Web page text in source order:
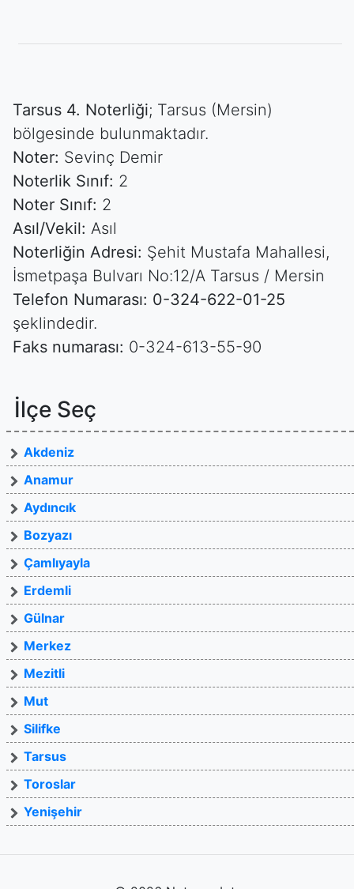
Tarsus 4. Noterliği; Tarsus (Mersin)
bölgesinde bulunmaktadır.
Noter: Sevinç Demir
Noterlik Sınıf: 2
Noter Sınıf: 2
Asıl/Vekil: Asıl
Noterliğin Adresi: Şehit Mustafa Mahallesi,
İsmetpaşa Bulvarı No:12/A Tarsus / Mersin
Telefon Numarası: 0-324-622-01-25
şeklindedir.
Faks numarası: 0-324-613-55-90
İlçe Seç
Akdeniz
Anamur
Aydıncık
Bozyazı
Çamlıyayla
Erdemli
Gülnar
Merkez
Mezitli
Mut
Silifke
Tarsus
Toroslar
Yenişehir